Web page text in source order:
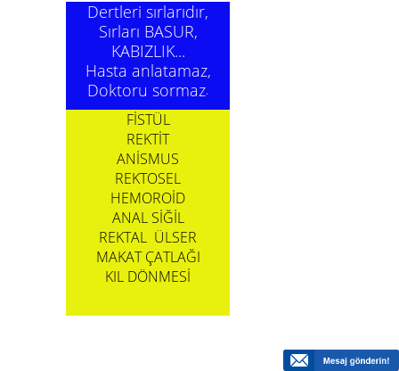
Dertleri sırlarıdır,
Sırları BASUR,
KABIZLIK...
Hasta anlatamaz,
Doktoru sormaz.
FİSTÜL
REKTİT
ANİSMUS
REKTOSEL
HEMOROİD
ANAL SİĞİL
REKTAL ÜLSER
MAKAT ÇATLAĞI
KIL DÖNMESİ